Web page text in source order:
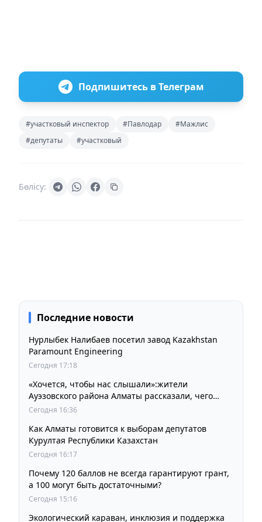
Подпишитесь в Телеграм
#участковый инспектор #Павлодар
#Мажлис
#депутаты
#участковый
Бөлісу:
Последние новости
Нурлыбек Налибаев посетил завод Kazakhstan
Paramount Engineering
Сегодня 17:18
«Хочется, чтобы нас слышали»:жители
Ауэзовского района Алматы рассказали, чего
ждут от выборов депутатов Курултая
Сегодня 16:36
Как Алматы готовится к выборам депутатов
Курултая Республики Казахстан
Сегодня 16:17
Почему 120 баллов не всегда гарантируют грант,
а 100 могут быть достаточными?
Сегодня 15:16
Экологический караван, инклюзия и поддержка